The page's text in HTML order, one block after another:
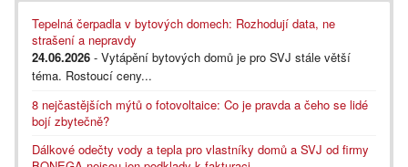
Tepelná čerpadla v bytových domech: Rozhodují data, ne
strašení a nepravdy
24.06.2026 - Vytápění bytových domů je pro SVJ stále větší
téma. Rostoucí ceny...
8 nejčastějších mýtů o fotovoltaice: Co je pravda a čeho se lidé
bojí zbytečně?
Dálkové odečty vody a tepla pro vlastníky domů a SVJ od firmy